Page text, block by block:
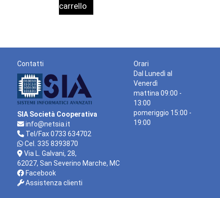
658,00 €.
carrello
Contatti
SIA Società Cooperativa
info@netsia.it
Tel/Fax 0733 634702
Cel. 335 8393870
Via L. Galvani, 28,
62027, San Severino Marche, MC
Facebook
Assistenza clienti
Orari
Dal Lunedì al
Venerdì
mattina 09:00 -
13:00
pomeriggio 15:00 -
19:00